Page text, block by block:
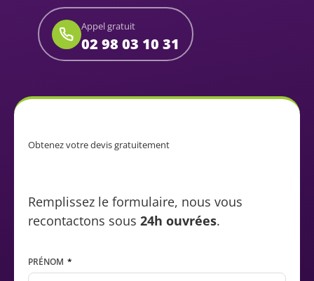
Appel gratuit
02 98 03 10 31
Obtenez votre devis gratuitement
Remplissez le formulaire, nous vous
recontactons sous 24h ouvrées.
PRÉNOM